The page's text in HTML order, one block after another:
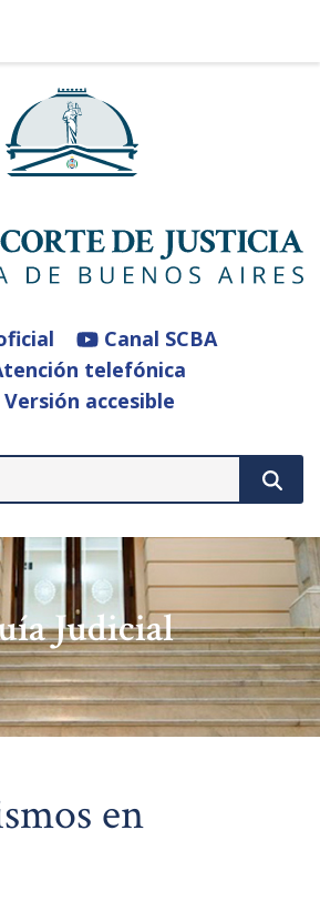
Canal SCBA
telefónica
Versión accesible
Judicial
en